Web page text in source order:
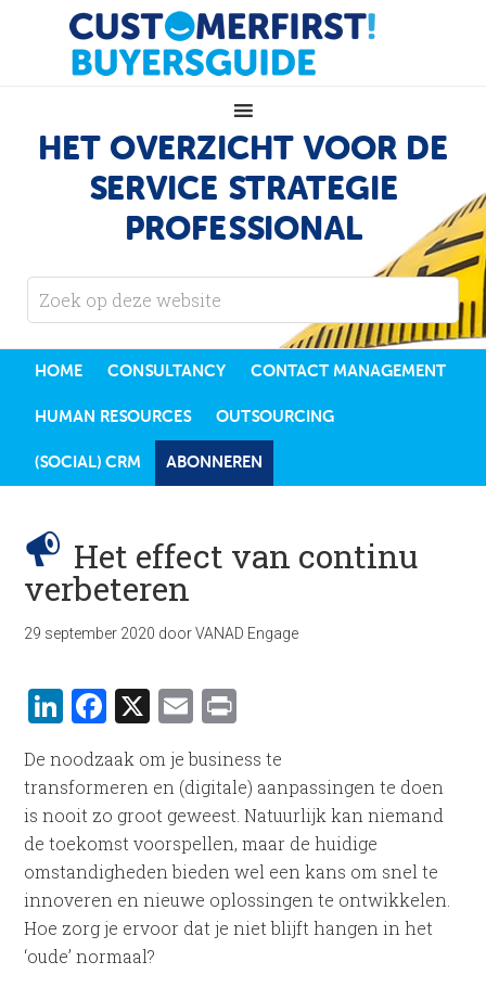
HET OVERZICHT VOOR DE
SERVICE STRATEGIE
PROFESSIONAL
HOME CONSULTANCY CONTACT MANAGEMENT
HUMAN RESOURCES OUTSOURCING
(SOCIAL) CRM ABONNEREN
Het effect van continu
verbeteren
29 september 2020 doorVANAD Engage
LinkedIn
Facebook
X Email
De noodzaak om je business te
transformeren en (digitale) aanpassingen te doen
is nooit zo groot geweest. Natuurlijk kan niemand
de toekomst voorspellen, maar de huidige
omstandigheden bieden wel een kans om snel te
innoveren en nieuwe oplossingen te ontwikkelen.
Hoe zorg je ervoor dat je niet blijft hangen in het
‘oude’ normaal?